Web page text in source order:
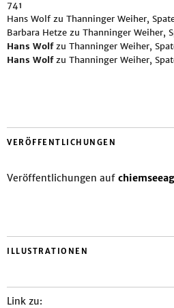
741
Hans Wolf zu Thanninger Weiher,
Barbara Hetze zu Thanninger Weiher,
Hans Wolfzu Thanninger Weiher,
Hans Wolfzu Thanninger Weiher,
VERÖFFENTLICHUNGEN
Veröffentlichungen auf
ILLUSTRATIONEN
Link zu: